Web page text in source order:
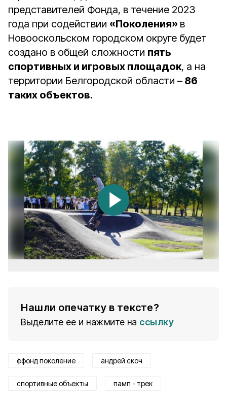
представителей Фонда, в течение 2023
года при содействии «Поколения» в
Новооскольском городском округе будет
создано в общей сложности пять
спортивных и игровых площадок, а на
территории Белгородской области – 86
таких объектов.
Нашли опечатку в тексте?
Выделите ее и нажмите на ссылку
ффонд поколение андрей скоч
спортивные объекты памп - трек